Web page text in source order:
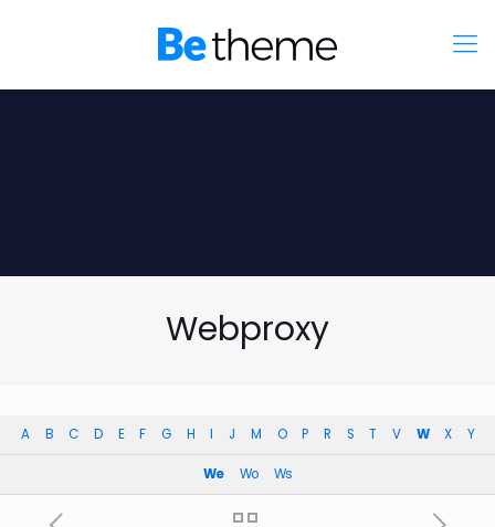
Webproxy
A B C D E F G H I J M O P R S T V W X Y
We Wo Ws